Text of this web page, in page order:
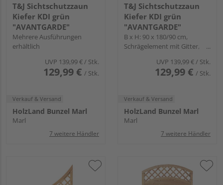
T&J Sichtschutzzaun
Kiefer KDI grün
"AVANTGARDE"
Mehrere Ausführungen
erhältlich
UVP 139,99 € / Stk.
129,99 € / Stk.
Verkauf & Versand
HolzLand Bunzel Marl
Marl
7 weitere Händler
T&J Sichtschutzzaun
Kiefer KDI grün
"AVANTGARDE"
B x H: 90 x 180/90 cm,
Schrägelement mit Gitter,
UVP 139,99 € / Stk.
129,99 € / Stk.
Verkauf & Versand
HolzLand Bunzel Marl
Marl
7 weitere Händler